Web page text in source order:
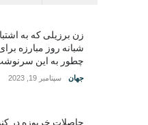
شبانه روز مبارزه
چطور به این
جهان سپتامبر 19, 2023